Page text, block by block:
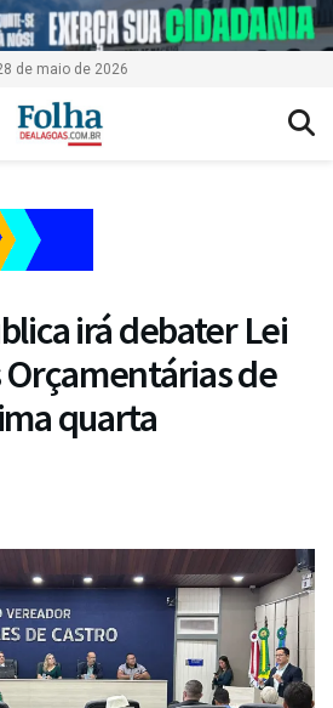
de maio de 2026
irá debater Lei
de
quarta